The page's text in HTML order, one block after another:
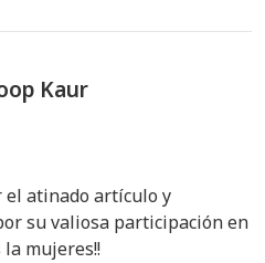
Kaur
el atinado artículo y
su valiosa participación en
mujeres!!